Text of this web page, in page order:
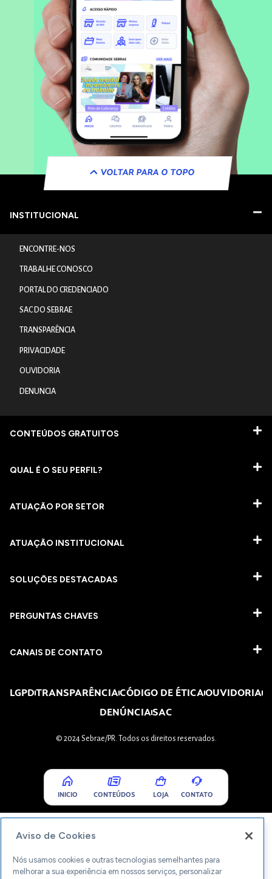
VOLTAR PARA O TOPO
INSTITUCIONAL
ENCONTRE-NOS
TRABALHE CONOSCO
PORTAL DO CREDENCIADO
SAC DO SEBRAE
TRANSPARÊNCIA
PRIVACIDADE
OUVIDORIA
DENUNCIA
CONTEÚDOS GRATUITOS
QUAL É O SEU PERFIL?
ATUAÇÃO POR SETOR
ATUAÇÃO INSTITUCIONAL
SOLUÇÕES DESTACADAS
PERGUNTAS CHAVES​
CANAIS DE CONTATO
LGPDTRANSPARÊNCIACÓDIGO DE ÉTICAOUVIDORIA
DENÚNCIASAC
© 2024 Sebrae/PR. Todos os direitos reservados.
INICIO CONTEÚDOS LOJA CONTATO
Aviso de Cookies
Nós usamos cookies e outras tecnologias semelhantes para
melhorar a sua experiência em nossos serviços, personalizar